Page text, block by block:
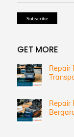
GET MORE
Repair
Repair